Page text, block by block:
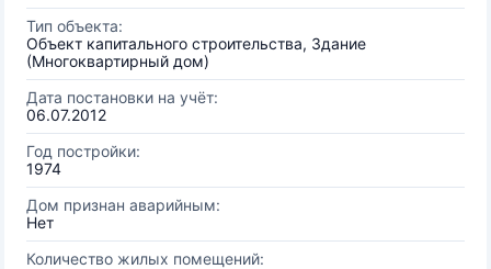
Тип объекта:
Объект капитального строительства, Здание
(Многоквартирный дом)
Дата постановки на учёт:
06.07.2012
Год постройки:
1974
Дом признан аварийным:
Нет
Количество жилых помещений: